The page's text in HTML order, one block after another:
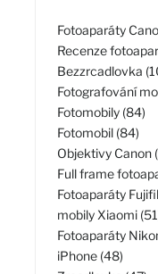
Fotoaparáty
Recenze
Bezzrcadlovka
Fotografování
Fotomobily (84)
Fotomobil (84)
Objektivy Canon
Full frame
Fotoaparáty
mobily Xiaomi
Fotoaparáty
iPhone (48)